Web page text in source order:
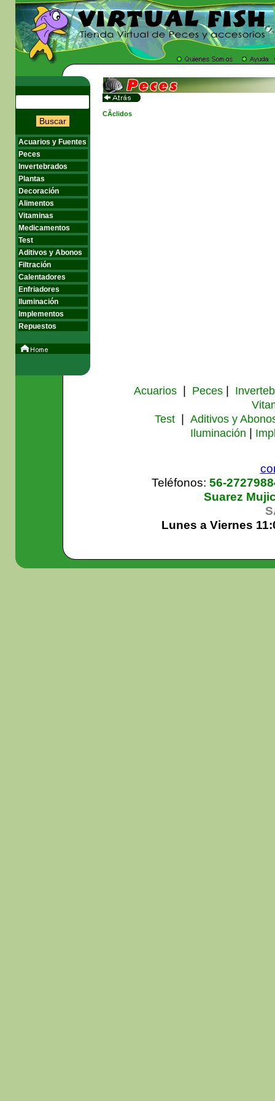
Buscar
Acuarios y Fuentes
Peces
Invertebrados
Plantas
Decoración
Alimentos
Vitaminas
Medicamentos
Test
Aditivos y Abonos
Filtración
Calentadores
Enfriadores
Iluminación
Implementos
Repuestos
CÃ­clidos
Acuarios| Peces|
Test| Aditivos y
Iluminación |
Teléfonos: 56-
Suarez
Lunes a Viernes